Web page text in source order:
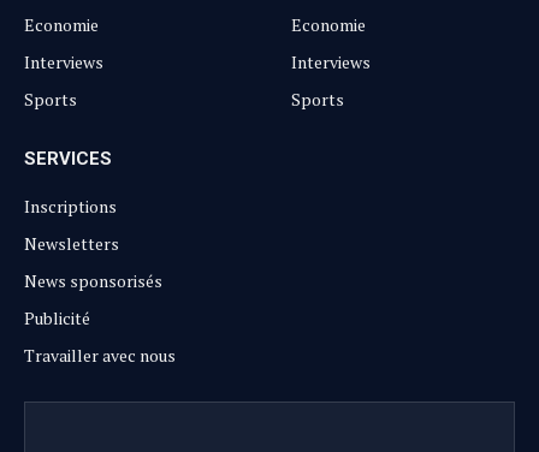
Economie
Interviews
Sports
Economie
Interviews
Sports
SERVICES
Inscriptions
Newsletters
News sponsorisés
Publicité
Travailler avec nous